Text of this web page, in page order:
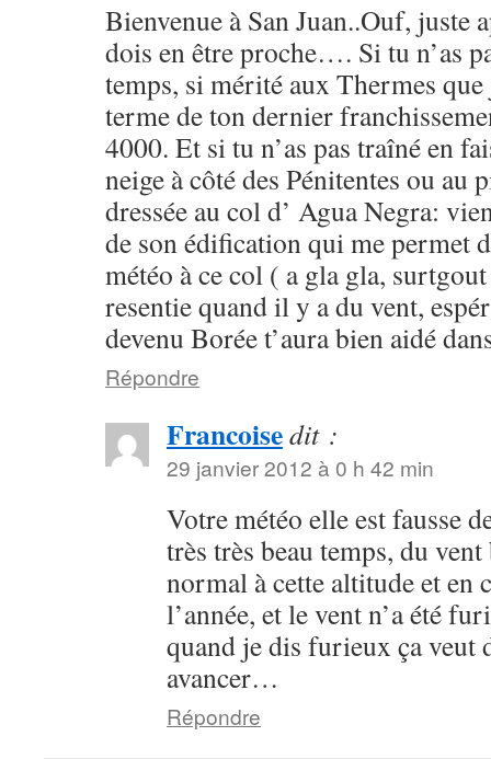
Bienvenue à San Juan..Ouf, juste
dois en être proche…. Si tu n’as
temps, si mérité aux Thermes
terme de ton dernier
4000. Et si tu n’as pas traîné en
neige à côté des Pénitentes ou au
dressée au col d’ Agua Negra:
de son édification qui me permet
météo à ce col ( a gla gla,
resentie quand il y a du vent,
devenu Borée t’aura bien aidé
Répondre
Francoisedit :
29 janvier 2012 à 0 h 42 min
Votre météo elle est fausse
très très beau temps, du
normal à cette altitude et en
l’année, et le vent n’a été
quand je dis furieux ça veut
avancer…
Répondre